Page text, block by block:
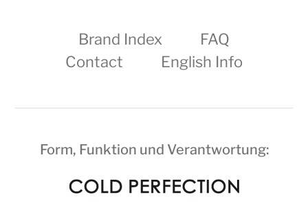
Brand Index
FAQ
Contact
English Info
Form, Funktion und Verantwortung: